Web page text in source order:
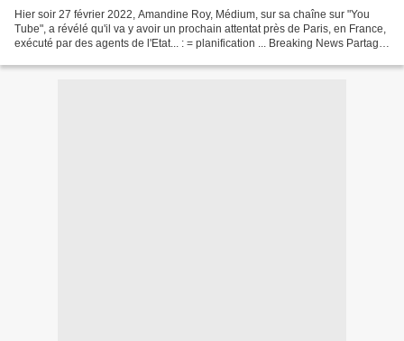
Hier soir 27 février 2022, Amandine Roy, Médium, sur sa chaîne sur "You
Tube", a révélé qu'il va y avoir un prochain attentat près de Paris, en France,
exécuté par des agents de l'Etat... : = planification ... Breaking News Partager